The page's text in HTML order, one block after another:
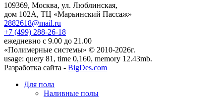
109369, Москва, ул. Люблинская,
дом 102А, ТЦ «Марьинский Пассаж»
2882618@mail.ru
+7 (499) 288-26-18
ежедневно с 9.00 до 21.00
«Полимерные системы» © 2010-2026г.
usage: query 81, time 0,160, memory 12.43mb.
Разработка сайта - BigDes.com
Для пола
Наливные полы